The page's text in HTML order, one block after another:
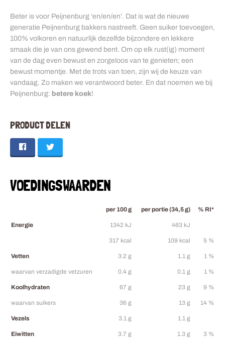
Beter is voor Peijnenburg ‘en/en/en’. Dat is wat de nieuwe
generatie Peijnenburg bakkers nastreeft. Geen suiker toevoegen,
100% volkoren en natuurlijk dezelfde bijzondere en lekkere
smaak die je van ons gewend bent. Om op elk rust(ig) moment
van de dag even bewust en zorgeloos van te genieten; een
bewust momentje. Met de trots van toen, zijn wij de keuze van
vandaag. Zo maken we verantwoord beter. En dat noemen we bij
Peijnenburg: betere koek!
PRODUCT DELEN
VOEDINGSWAARDEN
per 100 g per portie (34,5 g) % RI*
Energie 1342 kJ 463 kJ
317 kcal 109 kcal 5 %
Vetten 3.2 g 1.1 g 1 %
waarvan verzadigde vetzuren 0.4 g 0.1 g 1 %
Koolhydraten 67 g 23 g 9 %
waarvan suikers 36 g 13 g 14 %
Vezels 3.1 g 1.1 g
Eiwitten 3.7 g 1.3 g 3 %